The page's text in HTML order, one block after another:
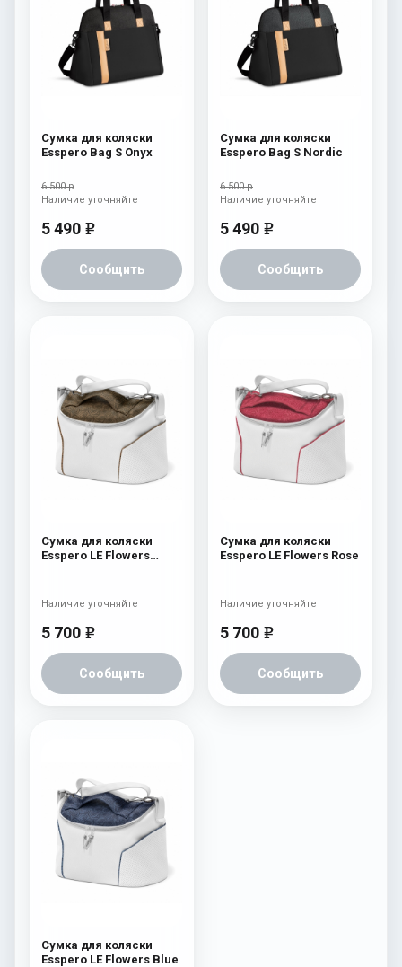
Сумка для коляски
Esspero Bag S Onyx
6 500 р
5 490 e
Сообщить
Наличие уточняйте
Сумка для коляски
Esspero Bag S Nordic
6 500 р
5 490 e
Сообщить
Наличие уточняйте
Сумка для коляски
Esspero LE Flowers
5 700 e
Сообщить
Наличие уточняйте
Сумка для коляски
Esspero LE Flowers Rose
5 700 e
Сообщить
Наличие уточняйте
Сумка для коляски
Esspero LE Flowers Blue